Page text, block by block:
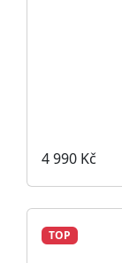
4 990 Kč
TOP